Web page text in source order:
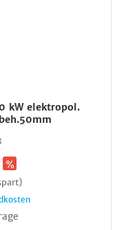
kW elektropol.